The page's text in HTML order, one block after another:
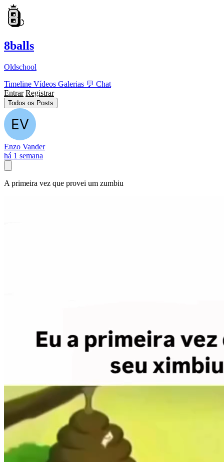
8balls
Oldschool
Timeline Vídeos Galerias 💬 Chat
Entrar Registrar
Todos os Posts
Enzo Vander
há 1 semana
A primeira vez que provei um zumbiu